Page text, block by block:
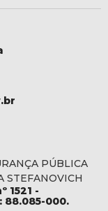
PÚBLICA
STEFANOVICH
1521 -
88.085-000.